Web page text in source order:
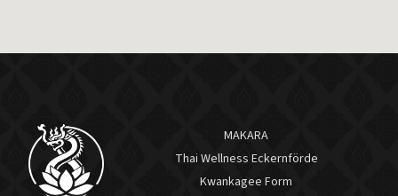
MAKARA
Thai Wellness Eckernförde
Kwankagee Form